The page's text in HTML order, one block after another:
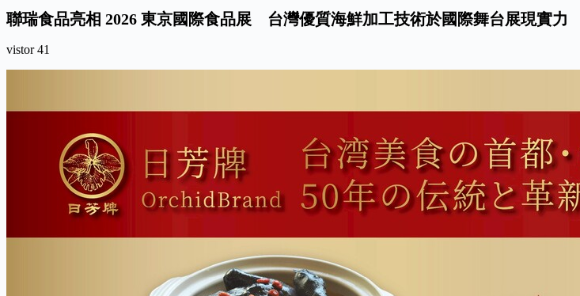
聯瑞食品亮相 2026 東京國際食品展 台灣優質海鮮加工技術於國際舞台展現實力
vistor 41